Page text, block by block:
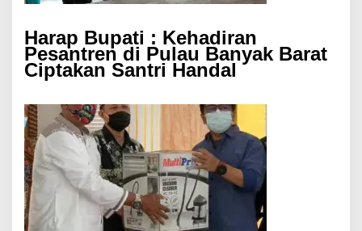
Harap Bupati : Kehadiran
Pesantren di Pulau Banyak Barat
Ciptakan Santri Handal